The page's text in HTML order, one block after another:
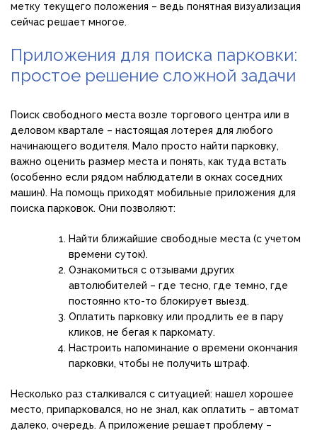
метку текущего положения – ведь понятная визуализация
сейчас решает многое.
Приложения для поиска парковки:
простое решение сложной задачи
Поиск свободного места возле торгового центра или в
деловом квартале – настоящая лотерея для любого
начинающего водителя. Мало просто найти парковку,
важно оценить размер места и понять, как туда встать
(особенно если рядом наблюдатели в окнах соседних
машин). На помощь приходят мобильные приложения для
поиска парковок. Они позволяют:
Найти ближайшие свободные места (с учетом
времени суток).
Ознакомиться с отзывами других
автолюбителей – где тесно, где темно, где
постоянно кто-то блокирует выезд.
Оплатить парковку или продлить ее в пару
кликов, не бегая к паркомату.
Настроить напоминание о времени окончания
парковки, чтобы не получить штраф.
Несколько раз сталкивался с ситуацией: нашел хорошее
место, припарковался, но не знал, как оплатить – автомат
далеко, очередь. А приложение решает проблему –